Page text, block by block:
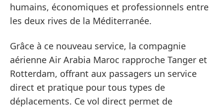
humains, économiques et professionnels entre
les deux rives de la Méditerranée.
Grâce à ce nouveau service, la compagnie
aérienne Air Arabia Maroc rapproche Tanger et
Rotterdam, offrant aux passagers un service
direct et pratique pour tous types de
déplacements. Ce vol direct permet de